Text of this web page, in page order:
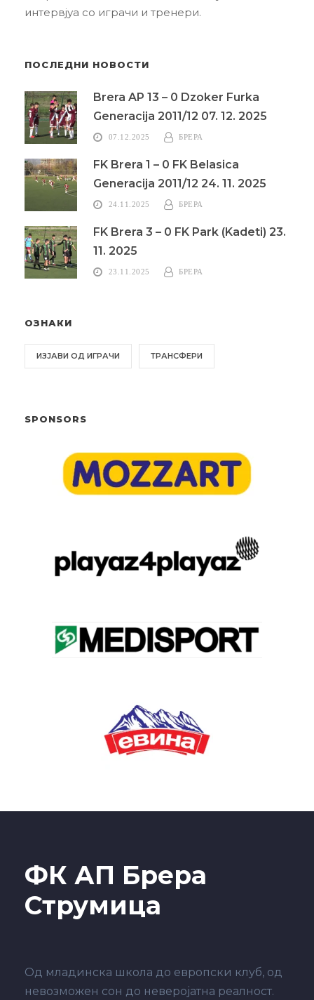
интервјуа со играчи и тренери.
ПОСЛЕДНИ НОВОСТИ
Brera AP 13 – 0 Dzoker Furka
Generacija 2011/12 07. 12. 2025
07.12.2025 БРЕРА
FK Brera 1 – 0 FK Belasica
Generacija 2011/12 24. 11. 2025
24.11.2025 БРЕРА
FK Brera 3 – 0 FK Park (Kadeti) 23.
11. 2025
23.11.2025 БРЕРА
ОЗНАКИ
ИЗЈАВИ ОД ИГРАЧИ ТРАНСФЕРИ
SPONSORS
ФК АП Брера
Струмица
Од младинска школа до европски клуб, од
невозможен сон до неверојатна реалност.